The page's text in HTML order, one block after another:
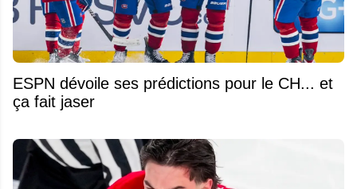
ESPN dévoile ses prédictions pour le CH... et
ça fait jaser